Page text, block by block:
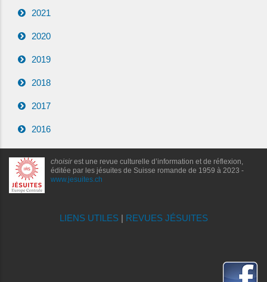
2021
2020
2019
2018
2017
2016
choisirest une revue culturelle d’information et de réflexion,
éditée par les jésuites de Suisse romande de 1959 à 2023 -
www.jesuites.ch
LIENS UTILES| REVUES JÉSUITES